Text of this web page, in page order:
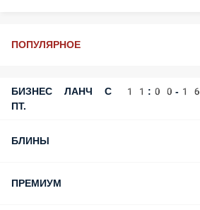
ПОПУЛЯРНОЕ
БИЗНЕС ЛАНЧ С 11:00-16:00 С ПН.- ПТ.
БЛИНЫ
ПРЕМИУМ